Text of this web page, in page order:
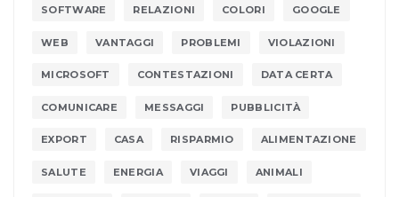
SOFTWARE RELAZIONI COLORI GOOGLE
WEB VANTAGGI PROBLEMI VIOLAZIONI
MICROSOFT CONTESTAZIONI DATA CERTA
COMUNICARE MESSAGGI PUBBLICITÀ
EXPORT CASA RISPARMIO ALIMENTAZIONE
SALUTE ENERGIA VIAGGI ANIMALI